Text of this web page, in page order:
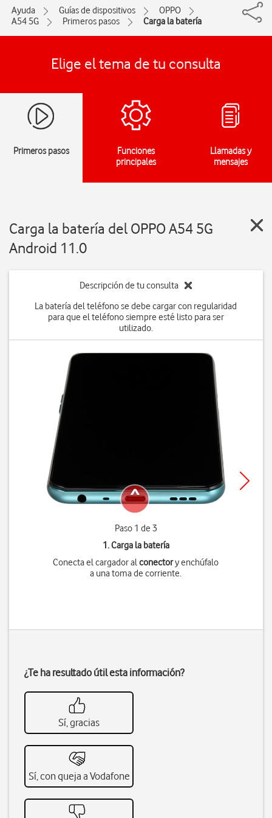
Ayuda Guías de dispositivos
OPPO
A54 5G
Primeros pasos Carga la batería
Elige el tema de tu consulta
Primeros pasos
Funciones
principales
Llamadas y
mensajes
Carga la batería del OPPO A54 5G
Android 11.0
Descripción de tu consulta
La batería del teléfono se debe cargar con regularidad
para que el teléfono siempre esté listo para ser
utilizado.
Paso 1 de 3
1. Carga la batería
Conecta el cargador alconectory enchúfalo
a una toma de corriente.
¿Te ha resultado útil esta información?
Sí, gracias
Sí, con queja a Vodafone